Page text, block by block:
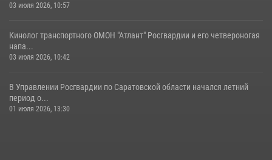
03 июля 2026, 10:57
Кинолог транспортного ОМОН "Атлант" Росгвардии и его четвероногая
напа...
03 июля 2026, 10:42
В Управлении Росгвардии по Саратовской области начался летний
период о...
01 июля 2026, 13:30